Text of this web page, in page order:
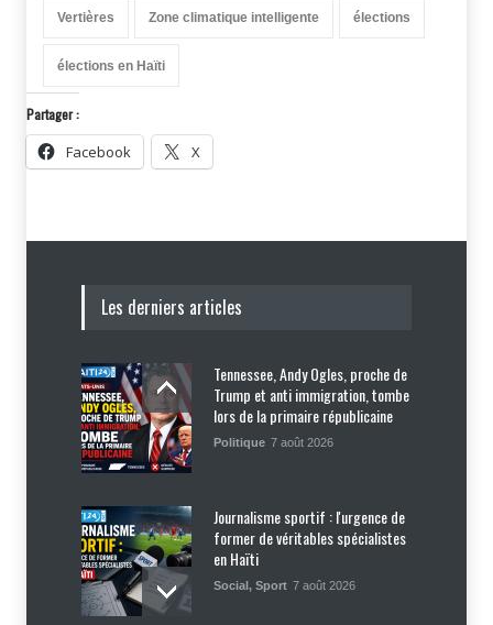
Vertières Zone climatique intelligente élections
élections en Haïti
Partager :
Facebook X
Les derniers articles
Tennessee, Andy Ogles, proche de
Trump et anti immigration, tombe
lors de la primaire républicaine
Politique 7 août 2026
Journalisme sportif : l'urgence de
former de véritables spécialistes
en Haïti
Social, Sport 7 août 2026